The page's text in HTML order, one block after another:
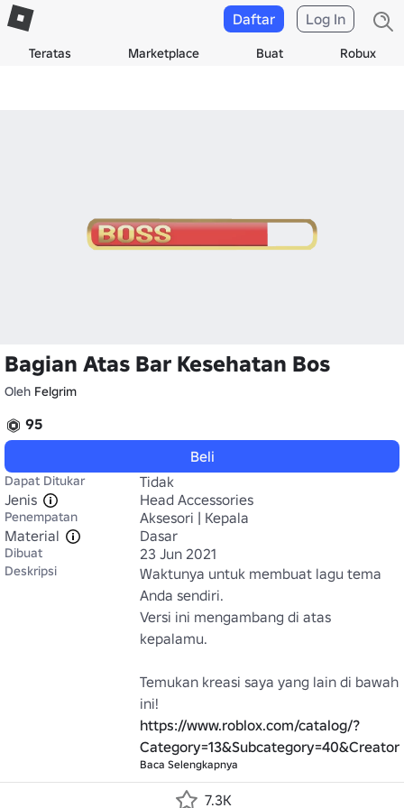
Teratas Marketplace Buat Robux
Daftar Log In
Bagian Atas Bar Kesehatan Bos
Oleh Felgrim
95
Beli
Dapat Ditukar
Tidak
Jenis
Head Accessories
Penempatan
Aksesori | Kepala
Material
Dasar
Dibuat 23 Jun 2021
Deskripsi
Waktunya untuk membuat lagu tema
Anda sendiri.
Versi ini mengambang di atas
kepalamu.
Temukan kreasi saya yang lain di bawah
https://www.roblox.com/catalog/?
Baca Selengkapnya
7.3K